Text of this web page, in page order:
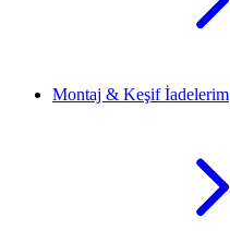
Montaj & Keşif İadelerim